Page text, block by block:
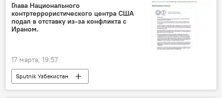
Глава Национального
контртеррористического центра США
подал в отставку из-за конфликта с
Ираном.
17 марта, 19:57
Sputnik Узбекистан